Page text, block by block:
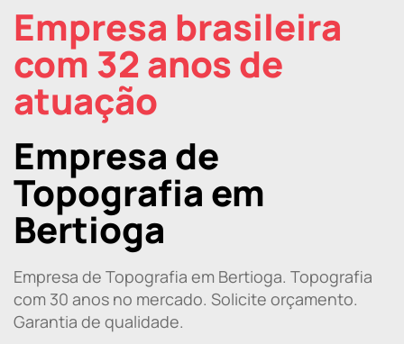
Empresa brasileira
com 32 anos de
atuação
Empresa de
Topografia em
Bertioga
Empresa de Topografia em Bertioga. Topografia
com 30 anos no mercado. Solicite orçamento.
Garantia de qualidade.